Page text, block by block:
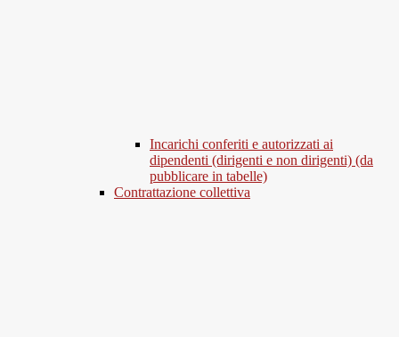
Incarichi conferiti e autorizzati ai
dipendenti (dirigenti e non dirigenti) (da
pubblicare in tabelle)
Contrattazione collettiva